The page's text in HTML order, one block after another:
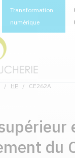
Transformation
numérique
/ HP / CE262A
du